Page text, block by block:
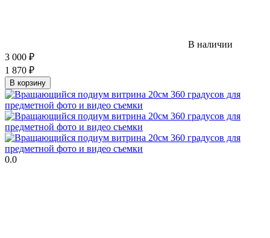
В наличии
3 000 ₽
1 870 ₽
В корзину
0.0